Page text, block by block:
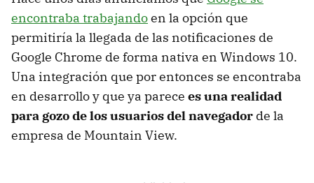
encontraba trabajandoen la opción que
permitiría la llegada de las notificaciones de
Google Chrome de forma nativa en Windows 10.
Una integración que por entonces se encontraba
en desarrollo y que ya parece es una realidad
para gozo de los usuarios del navegador de la
empresa de Mountain View.